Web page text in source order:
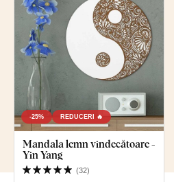
-25% REDUCERI 🔥
Mandala lemn vindecătoare -
Yin Yang
(32)